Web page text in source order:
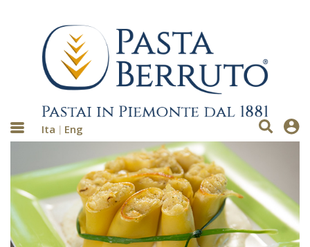
Ita Eng